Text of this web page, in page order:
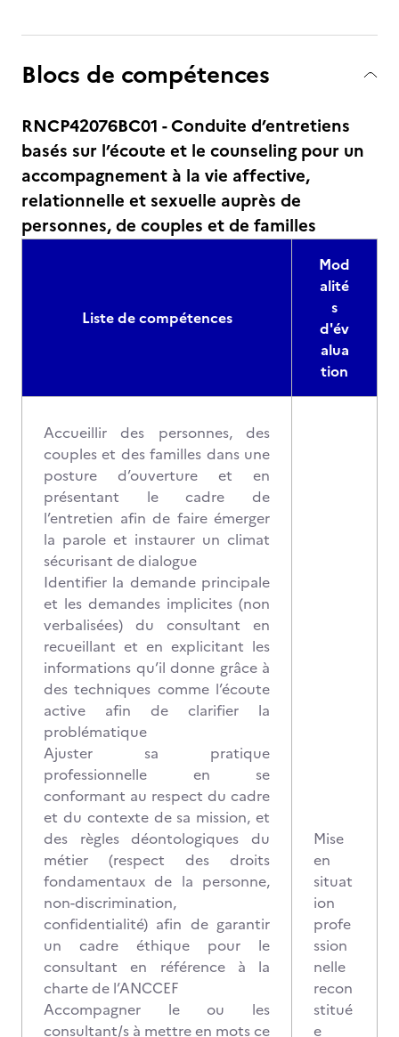
Blocs de compétences
RNCP42076BC01 - Conduite d’entretiens
basés sur l’écoute et le counseling pour un
accompagnement à la vie affective,
relationnelle et sexuelle auprès de
personnes, de couples et de familles
Liste de compétences
Mod
alité
s
d'év
alua
tion
Accueillir des personnes, des
couples et des familles dans une
posture d’ouverture et en
présentant le cadre de
l’entretien afin de faire émerger
la parole et instaurer un climat
sécurisant de dialogue
Identifier la demande principale
et les demandes implicites (non
verbalisées) du consultant en
recueillant et en explicitant les
informations qu’il donne grâce à
des techniques comme l’écoute
active afin de clarifier la
problématique
Ajuster sa pratique
professionnelle en se
conformant au respect du cadre
et du contexte de sa mission, et
des règles déontologiques du
métier (respect des droits
fondamentaux de la personne,
non-discrimination,
confidentialité) afin de garantir
un cadre éthique pour le
consultant en référence à la
charte de l’ANCCEF
Accompagner le ou les
consultant/s à mettre en mots ce
Mise
en
situat
ion
profe
ssion
nelle
recon
stitué
e